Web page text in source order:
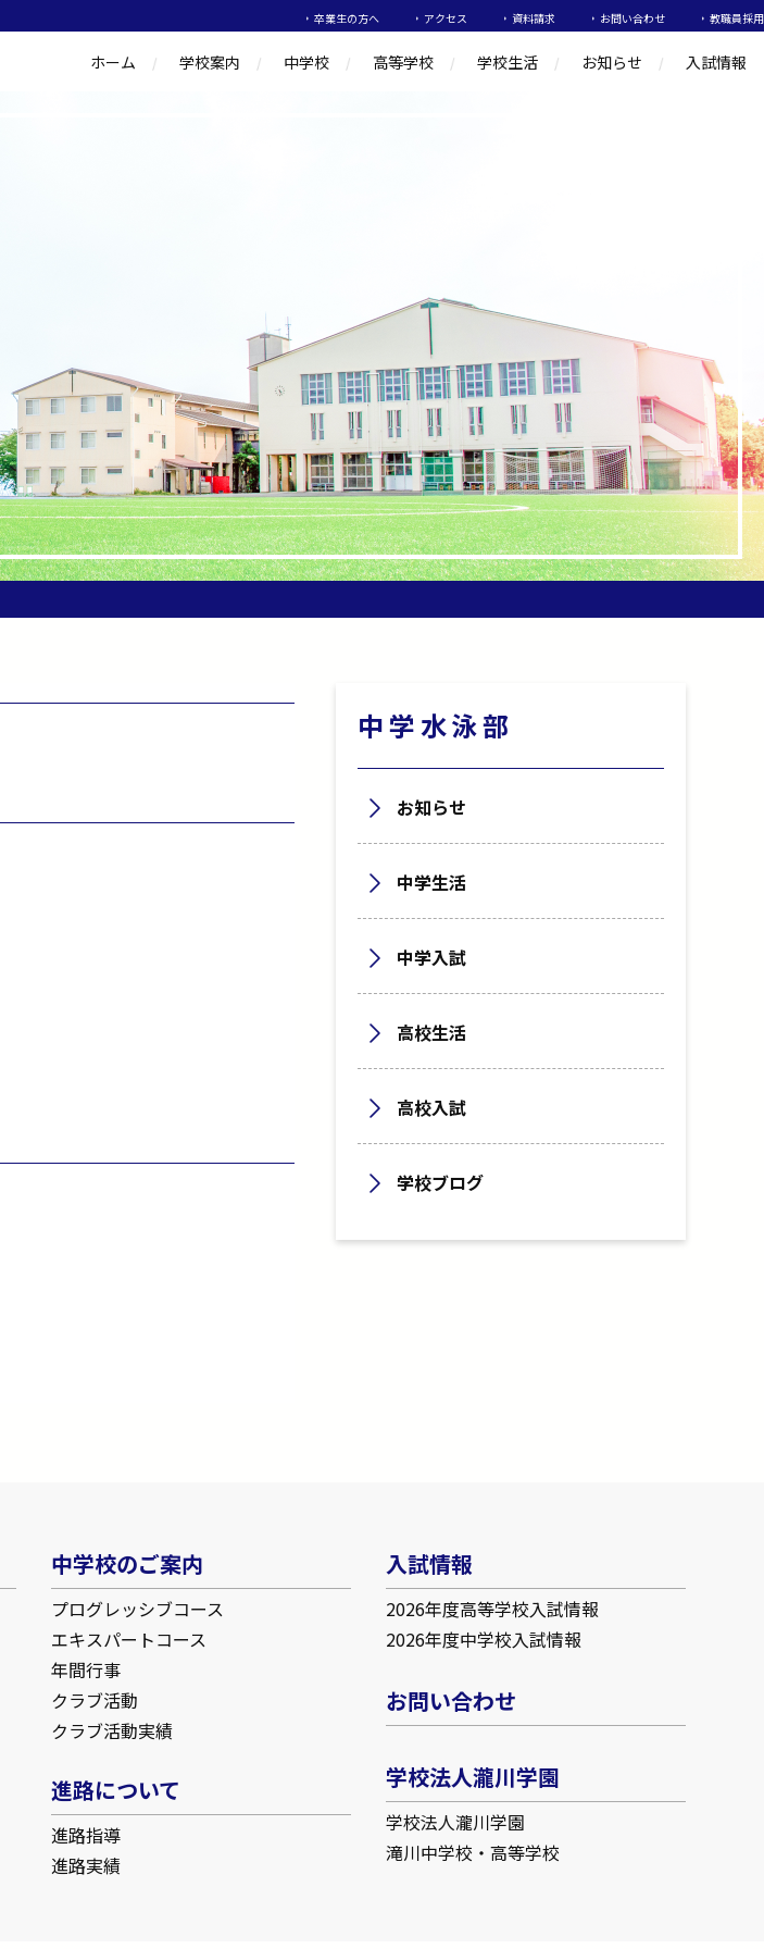
卒業生の方へ アクセス 資料請求 お問い合わせ 教職員採用
ホーム 学校案内 中学校 高等学校 学校生活 お知らせ 入試情報
中学水泳部
お知らせ
中学生活
中学入試
高校生活
高校入試
学校ブログ
中学校のご案内
プログレッシブコース
エキスパートコース
年間行事
クラブ活動
クラブ活動実績
進路について
進路指導
進路実績
入試情報
2026年度高等学校入試情報
2026年度中学校入試情報
お問い合わせ
学校法人瀧川学園
学校法人瀧川学園
滝川中学校・高等学校